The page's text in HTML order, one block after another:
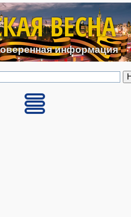
Перейти к основному
ВЕСНА
информация